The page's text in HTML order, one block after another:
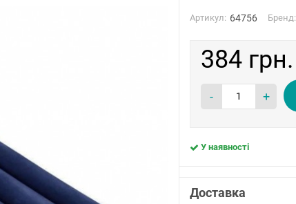
Артикул: 64756 Бренд:
384 грн.
- +
У наявності
Доставка